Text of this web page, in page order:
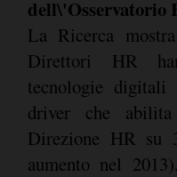
dell\'Osservatorio
La Ricerca
Direttori HR
tecnologie digitali
driver che
Direzione HR su
aumento nel